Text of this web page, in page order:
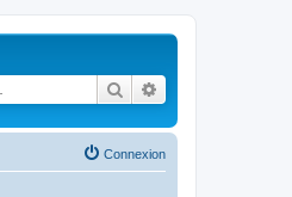
Rechercher
Connexion